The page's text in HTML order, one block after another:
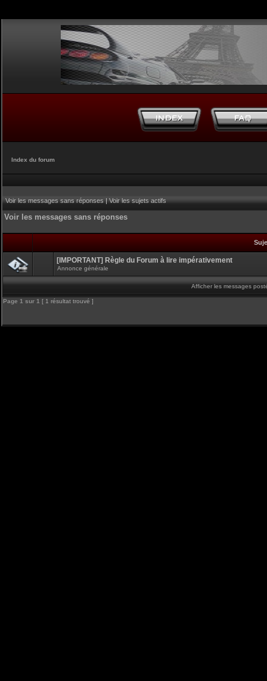
Index du forum
Voir les messages sans réponses|Voir les sujets actifs
Voir les messages sans réponses
[IMPORTANT] Règle du Forum à lire impérativement
Annonce générale
Afficher les messages
Page 1 sur 1 [ 1 résultat trouvé ]